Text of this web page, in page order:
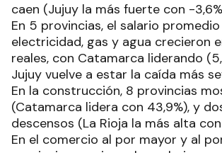
caen (Jujuy la más fuerte con -
En 5 provincias, el salario
electricidad, gas y agua crecieron
reales, con Catamarca liderando
Jujuy vuelve a estar la caída más
En la construcción, 8 provincias
(Catamarca lidera con 43,9%), y
descensos (La Rioja la más alta con
En el comercio al por mayor y al